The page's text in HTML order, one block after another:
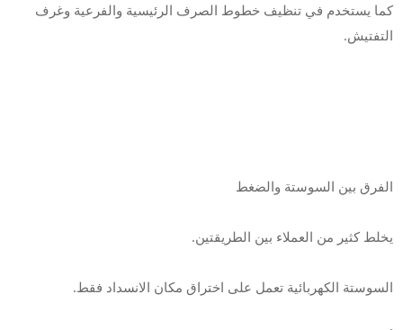
كما يستخدم في تنظيف خطوط الصرف الرئيسية والفرعية وغرف
التفتيش.
الفرق بين السوستة والضغط
يخلط كثير من العملاء بين الطريقتين.
السوستة الكهربائية تعمل على اختراق مكان الانسداد فقط.